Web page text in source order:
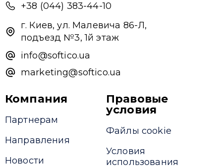
+38 (044) 383-44-10
г. Киев, ул. Малевича 86-Л,
подъезд №3, 1й этаж
info@softico.ua
marketing@softico.ua
Компания
Партнерам
Направления
Новости
Правовые
условия
Файлы cookie
Условия
использования